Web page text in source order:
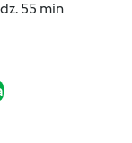
55 min